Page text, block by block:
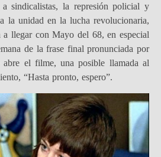
a sindicalistas, la represión policial y
la unidad en la lucha revolucionaria,
llegar con Mayo del 68, en especial
de la frase final pronunciada por
abre el filme, una posible llamada al
“Hasta pronto, espero”.